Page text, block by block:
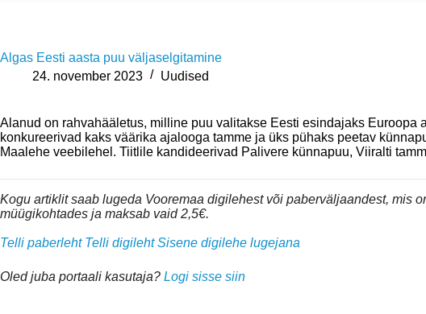
Algas Eesti aasta puu väljaselgitamine
24. november 2023
Uudised
Alanud on rahvahääletus, milline puu valitakse Eesti esindajaks Euroopa
konkureerivad kaks väärika ajalooga tamme ja üks pühaks peetav
Maalehe veebilehel. Tiitlile kandideerivad Palivere künnapuu, Viiralti
Kogu artiklit saab lugeda Vooremaa digilehest või paberväljaandest, mis
müügikohtades ja maksab vaid 2,5€.
Telli paberleht Telli digilehtSisene digilehe lugejana
Oled juba portaali kasutaja? Logi sisse siin